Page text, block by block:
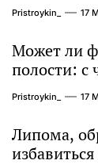
Pristroykin_ 17
Может ли
полости: с
Pristroykin_ 17
Липома,